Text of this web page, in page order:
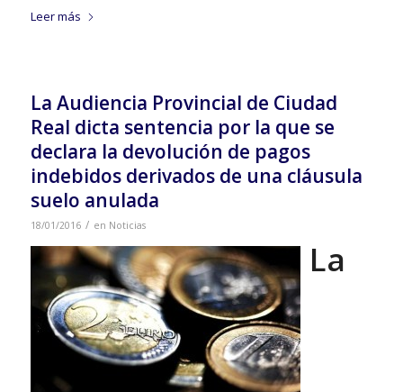
Leer más
La Audiencia Provincial de Ciudad
Real dicta sentencia por la que se
declara la devolución de pagos
indebidos derivados de una cláusula
suelo anulada
18/01/2016 / en Noticias
La